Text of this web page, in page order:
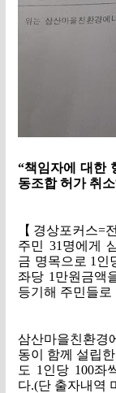
“책임자에 대한
동조합 허가 취소
【 경상포커스=
주민 31 명에게
금 명목으로 1 인
좌당 1 만원금액
등기해 주민들로
삼산마을친환경
동이 함께 설립
도 1 인당 100좌
다.(단 출자내역